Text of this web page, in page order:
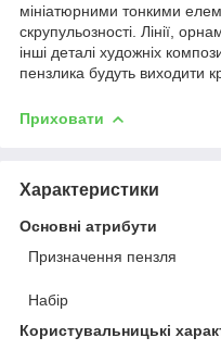
мініатюрними тонкими
скрупульозності. Лінії,
інші деталі художніх
пензлика будуть виходити
Приховати
Характеристики
Основні атрибути
Призначення пензля
Набір
Користувальницькі